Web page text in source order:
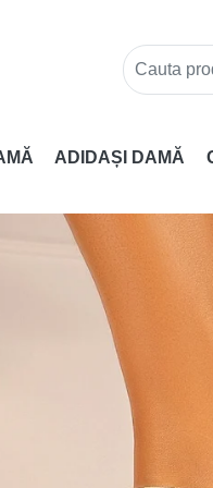
ADIDAȘI DAMĂ